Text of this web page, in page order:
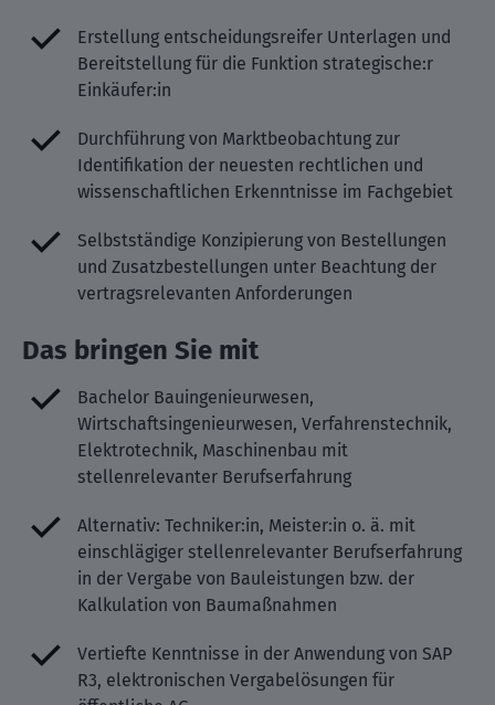
Erstellung entscheidungsreifer Unterlagen und
Bereitstellung für die Funktion strategische:r
Einkäufer:in
Durchführung von Marktbeobachtung zur
Identifikation der neuesten rechtlichen und
wissenschaftlichen Erkenntnisse im Fachgebiet
Selbstständige Konzipierung von Bestellungen
und Zusatzbestellungen unter Beachtung der
vertragsrelevanten Anforderungen
Das bringen Sie mit
Bachelor Bauingenieurwesen,
Wirtschaftsingenieurwesen, Verfahrenstechnik,
Elektrotechnik, Maschinenbau mit
stellenrelevanter Berufserfahrung
Alternativ: Techniker:in, Meister:in o. ä. mit
einschlägiger stellenrelevanter Berufserfahrung
in der Vergabe von Bauleistungen bzw. der
Kalkulation von Baumaßnahmen
Vertiefte Kenntnisse in der Anwendung von SAP
R3, elektronischen Vergabelösungen für